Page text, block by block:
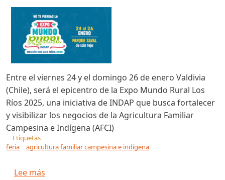
Entre el viernes 24 y el domingo 26 de enero Valdivia
(Chile), será el epicentro de la Expo Mundo Rural Los
Ríos 2025, una iniciativa de INDAP que busca fortalecer
y visibilizar los negocios de la Agricultura Familiar
Campesina e Indígena (AFCI)
Etiquetas
feria
agricultura familiar campesina e indígena
Lee más